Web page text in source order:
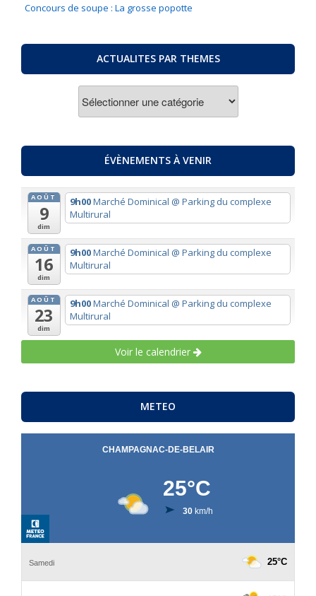
Concours de soupe : La grosse popotte
ACTUALITES PAR THEMES
ÉVÈNEMENTS À VENIR
AOÛT
9
dim
9h00Marché Dominical @ Parking du complexe
Multirural
AOÛT
16
dim
9h00Marché Dominical @ Parking du complexe
Multirural
AOÛT
23
dim
9h00Marché Dominical @ Parking du complexe
Multirural
Voir le calendrier
METEO